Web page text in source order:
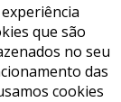
que são
no seu
das
cookies